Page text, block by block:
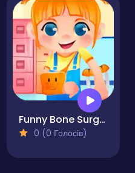
Funny Bone Surgery
0 (0 Голосів)